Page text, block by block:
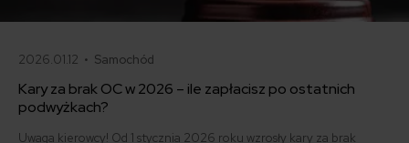
2026.01.12 • Samochód
Kary za brak OC w 2026 – ile zapłacisz po ostatnich
podwyżkach?
Uwaga kierowcy! Od 1 stycznia 2026 roku wzrosły kary za brak